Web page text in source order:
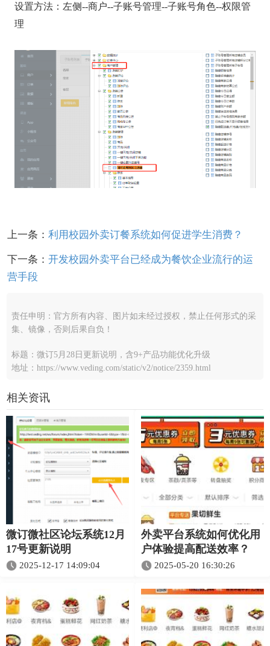
设置方法：左侧--商户--子账号管理--子账号角色--权限管
理
上一条： 利用校园外卖订餐系统如何促进学生消费？
下一条： 开发校园外卖平台已经成为餐饮企业流行的运
营手段
责任申明：官方所有内容、图片如未经过授权，禁止任何形式的采
集、镜像，否则后果自负！
标题：微订5月28日更新说明，含9+产品功能优化升级
地址：https://www.veding.com/static/v2/notice/2359.html
相关资讯
微订微社区论坛系统12月
17号更新说明
2025-12-17 14:09:04
外卖平台系统如何优化用
户体验提高配送效率？
2025-05-20 16:30:26